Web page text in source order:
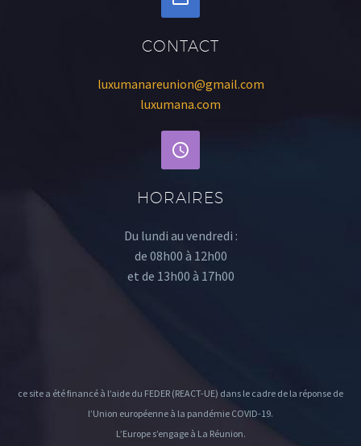
CONTACT
luxumanareunion@gmail.com
luxumana.com
HORAIRES
Du lundi au vendredi :
de 08h00 à 12h00
et de 13h00 à 17h00
ce site a été financé à l’aide du FEDER (REACT-UE) dans le cadre de la réponse de
l’Union européenne à la pandémie COVID-19.
L’Europe s’engage à La Réunion.